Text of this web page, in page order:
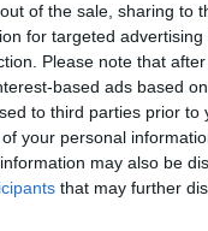
of the sale, sharing to
for targeted
Please note that
based ads based
to third parties prior
your personal
may also be
that may further